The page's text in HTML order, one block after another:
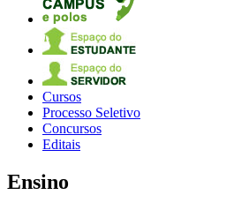
Cursos
Processo Seletivo
Concursos
Editais
Ensino